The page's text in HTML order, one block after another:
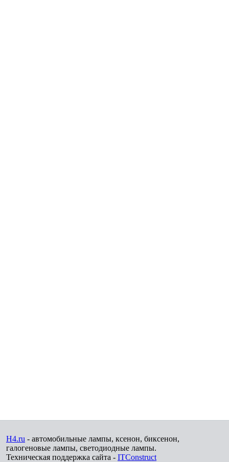
H4.ru - автомобильные лампы, ксенон, биксенон,
галогеновые лампы, светодиодные лампы.
Техническая поддержка сайта - ITConstruct